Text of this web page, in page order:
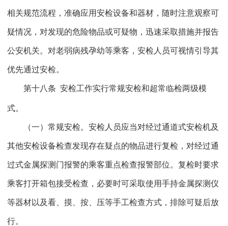
相关规范流程，准确应用安检设备和器材，随时注意观察可
疑情况，对发现的危险物品或可疑物，迅速采取措施并报告
公安机关。对老弱病残孕幼等乘客，安检人员可视情引导其
优先通过安检。
第十八条 安检工作实行常规安检和超常临检两级模
式。
（一）常规安检。安检人员应当对经过通道式安检机及
其他安检设备检查发现存在疑点的物品进行复检，对经过通
过式金属探测门报警的乘客重点检查报警部位。复检时要求
乘客打开箱包接受检查，必要时可采取使用手持金属探测仪
等器材以及看、摸、按、压等手工检查方式，排除可疑后放
行。